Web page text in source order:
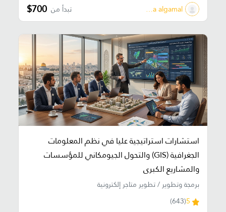
diaaa algamal تبدأ من $700
استشارات استراتيجية عليا في نظم المعلومات
الجغرافية (GIS) والتحول الجيومكاني للمؤسسات
والمشاريع الكبرى
برمجة وتطوير / تطوير متاجر إلكترونية
5
(643)